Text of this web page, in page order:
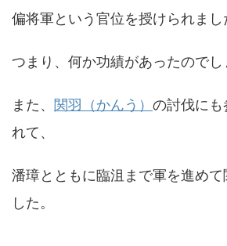
偏将軍という官位を授けられまし
つまり、何か功績があったのでし
また、 関羽（かんう） の討伐に
れて、
潘璋とともに臨沮まで軍を進めて
した。